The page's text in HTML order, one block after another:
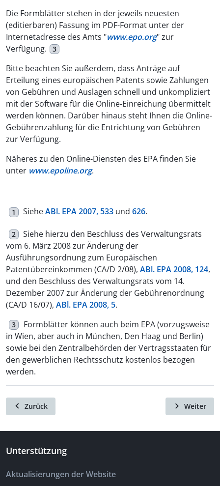
Die Formblätter stehen in der jeweils neuesten
(editierbaren) Fassung im PDF-Format unter der
Internetadresse des Amts "www.epo.org" zur
Verfügung.
3
Bitte beachten Sie außerdem, dass Anträge auf
Erteilung eines europäischen Patents sowie Zahlungen
von Gebühren und Auslagen schnell und unkompliziert
mit der Software für die Online-Einreichung übermittelt
werden können. Darüber hinaus steht Ihnen die Online-
Gebührenzahlung für die Entrichtung von Gebühren
zur Verfügung.
Näheres zu den Online-Diensten des EPA finden Sie
unter www.epoline.org.
1 SieheABl. EPA 2007, 533 und 626.
2
Siehe hierzu den Beschluss des Verwaltungsrats
vom 6. März 2008 zur Änderung der
Ausführungsordnung zum Europäischen
Patentübereinkommen (CA/D 2/08), ABl. EPA 2008, 124,
und den Beschluss des Verwaltungsrats vom 14.
Dezember 2007 zur Änderung der Gebührenordnung
(CA/D 16/07), ABl. EPA 2008, 5.
3
Formblätter können auch beim EPA (vorzugsweise
in Wien, aber auch in München, Den Haag und Berlin)
sowie bei den Zentralbehörden der Vertragsstaaten für
den gewerblichen Rechtsschutz kostenlos bezogen
werden.
Zurück Weiter
Unterstützung
Aktualisierungen der Website